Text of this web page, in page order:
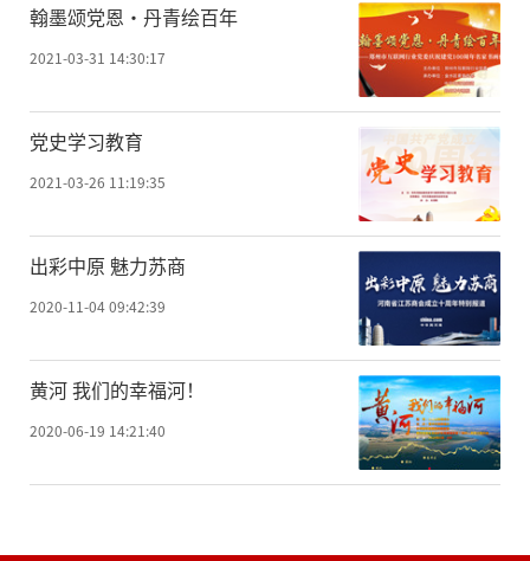
翰墨颂党恩·丹青绘百年
2021-03-31 14:30:17
党史学习教育
2021-03-26 11:19:35
出彩中原 魅力苏商
2020-11-04 09:42:39
黄河 我们的幸福河！
2020-06-19 14:21:40